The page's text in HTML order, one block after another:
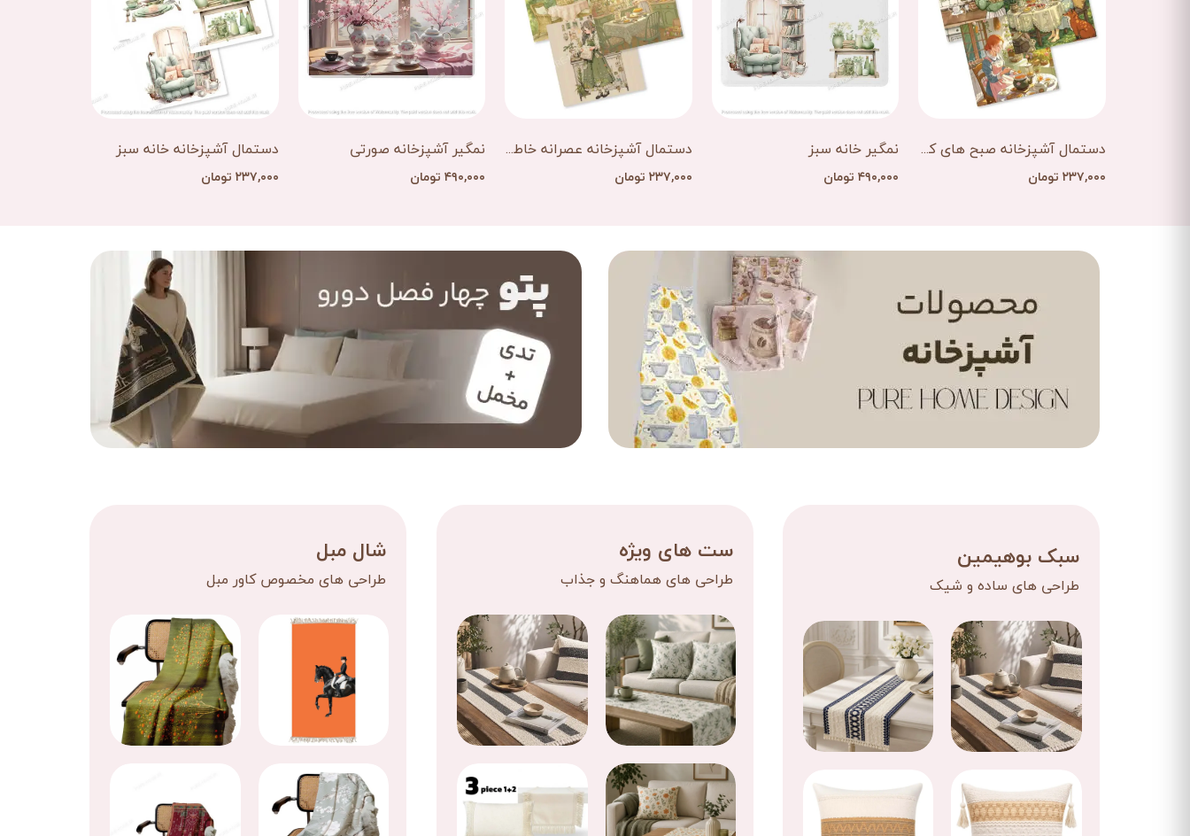
دستمال آشپزخانه خانه سبز
۲۳۷,۰۰۰ تومان
نمگیر آشپزخانه صورتی
۴۹۰,۰۰۰ تومان
دستمال آشپزخانه عصرانه خاطره
۲۳۷,۰۰۰ تومان
نمگیر خانه سبز
۴۹۰,۰۰۰ تومان
دستمال آشپزخانه صبح های کودکی
۲۳۷,۰۰۰ تومان
طراحی های مخصوص کاور مبل
شال مبل
طراحی های هماهنگ و جذاب
ست های ویژه
طراحی های ساده و شیک
سبک بوهیمین